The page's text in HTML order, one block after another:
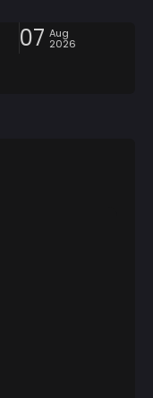
07 Aug
2026